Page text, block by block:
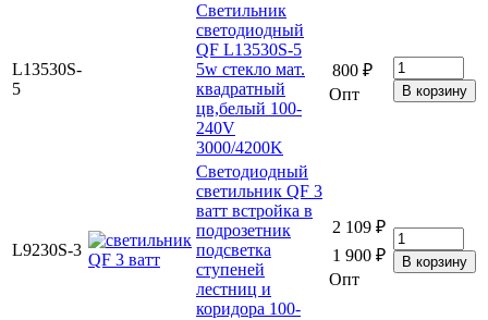
L13530S-
5
Светильник
светодиодный
QF L13530S-5
5w стекло мат.
квадратный
цв,белый 100-
240V
3000/4200K
800 ₽
Опт
L9230S-3
Светодиодный
светильник QF 3
ватт встройка в
подрозетник
подсветка
ступеней
лестниц и
коридора 100-
2 109 ₽
1 900 ₽
Опт